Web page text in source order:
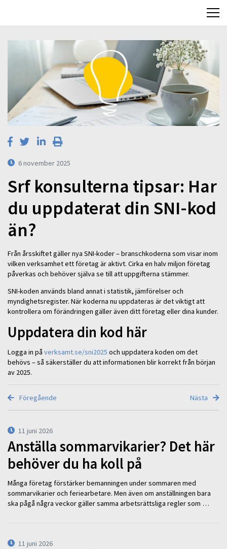
6 november 2025
Srf konsulterna tipsar: Har
du uppdaterat din SNI-kod
än?
Från årsskiftet gäller nya SNI-koder – branschkoderna som visar inom
vilken verksamhet ett företag är aktivt. Cirka en halv miljon företag
påverkas och behöver själva se till att uppgifterna stämmer.
SNI-koden används bland annat i statistik, jämförelser och
myndighetsregister. När koderna nu uppdateras är det viktigt att
kontrollera om förändringen gäller även ditt företag eller dina kunder.
Uppdatera din kod här
Logga in på verksamt.se/sni2025 och uppdatera koden om det
behövs – så säkerställer du att informationen blir korrekt från början
av 2025.
Föregående Nästa
11 juni 2026
Anställa sommarvikarier? Det här
behöver du ha koll på
Många företag förstärker bemanningen under sommaren med
sommarvikarier och feriearbetare. Men även om anställningen bara
ska pågå några veckor gäller samma arbetsrättsliga regler som …
11 juni 2026